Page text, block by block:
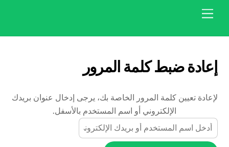
Menu
إعادة ضبط كلمة المرور
لإعادة تعيين كلمة المرور الخاصة بك، يرجى إدخال عنوان بريدك
الإلكتروني أو اسم المستخدم بالأسفل.